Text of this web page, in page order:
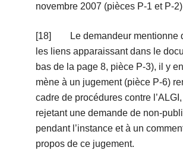
novembre 2007 (pièces P-1 et P-
[18] Le demandeur mentionne
les liens apparaissant dans le
bas de la page 8, pièce P-3), il y
mène à un jugement (pièce P-6)
cadre de procédures contre
rejetant une demande de non-
pendant l’instance et à un
propos de ce jugement.